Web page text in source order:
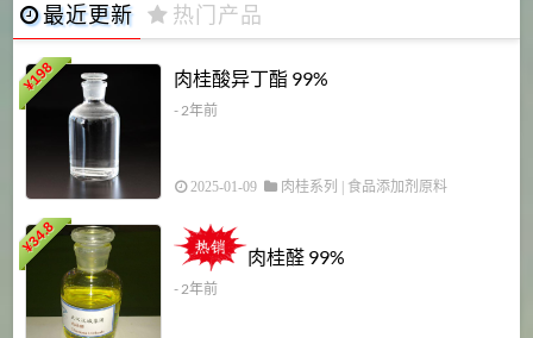
最近更新 热门产品
¥
198 肉桂酸异丁酯 99%
- 2年前
2025-01-09 肉桂系列 食品添加剂原料
¥
34.8
肉桂醛 99%
- 2年前